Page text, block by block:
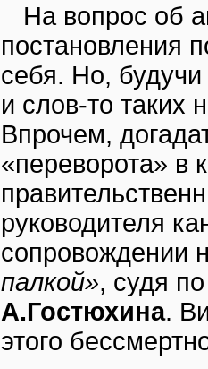
На вопрос об
постановления
себя. Но,
и слов-то таких
Впрочем,
«переворота» в
руководителя
сопровождении
палкой», судя
А.Гостюхина.
этого